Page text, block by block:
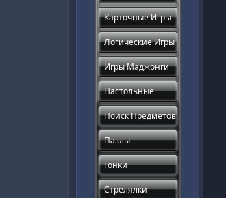
Карточные Игры
Логические Игры
Игры Маджонги
Настольные
Поиск Предметов
Пазлы
Гонки
Стрелялки